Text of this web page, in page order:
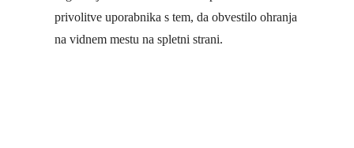
privolitve uporabnika s tem, da obvestilo ohranja
na vidnem mestu na spletni strani.